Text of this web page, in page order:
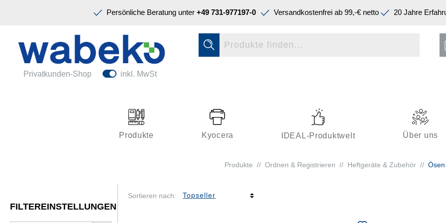
Persönliche Beratung unter +49 731-977197-0 Versandkostenfrei ab 99,-€ netto 20 Jahre
Privatkunden-Shop inkl. MwSt
Produkte Kyocera IDEAL-Produktwelt Über uns
Ordnen & Registrieren
Papiere & Blöcke
Büroeinrichtung
Kleben & Versenden
Schreiben & Korrigieren
Produkte // Ordnen & Registrieren // Heftgeräte & Zubehör // Ösen
FILTEREINSTELLUNGEN
Sortieren nach:
Schreiben & Korrigieren